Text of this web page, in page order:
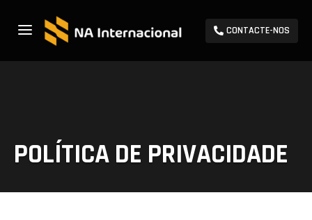
a CONTACTE-NOS
POLÍTICA DE PRIVACIDADE